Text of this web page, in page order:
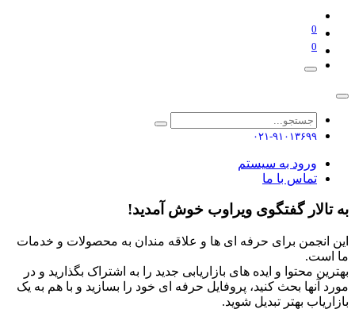
0
0
۰۲۱-۹۱۰۱۳۶۹۹
ورود به سیستم
تماس با ما
به تالار گفتگوی ویراوب خوش آمدید!
این انجمن برای حرفه ای ها و علاقه مندان به محصولات و خدمات
ما است.
بهترین محتوا و ایده های بازاریابی جدید را به اشتراک بگذارید و در
مورد آنها بحث کنید، پروفایل حرفه ای خود را بسازید و با هم به یک
بازاریاب بهتر تبدیل شوید.